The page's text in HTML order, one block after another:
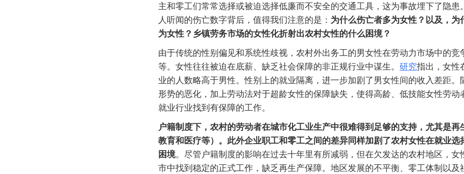
主和零工们常常选择或被迫选择低廉而不安全的交通工具，这为事故埋下了隐患
人听闻的伤亡数字背后，值得我们注意的是： 为什么伤亡者多为女性？以及，为
为女性？乡镇劳务市场的女性化折射出农村女性的什么困境？
由于传统的性别偏见和系统性歧视，农村外出务工的男女性在劳动力市场中的竞
等。女性往往被迫在底薪、缺乏社会保障的非正规行业中谋生。 研究指出，女性
业的人数略高于男性。性别上的就业隔离，进一步加剧了男女性间的收入差距。
形势的恶化，加上劳动法对于超龄女性的保障缺失，使得高龄、低技能女性劳动
就业行业找到有保障的工作。
户籍制度下，农村的劳动者在城市化工业生产中很难得到足够的支持，尤其是再
教育和医疗等）。此外企业职工和零工之间的差异同样加剧了农村女性在就业选
困境。尽管户籍制度的影响在过去十年里有所减弱，但在欠发达的农村地区，女
市中找到稳定的正式工作，缺乏再生产保障。地区发展的不平衡、零工体制以及